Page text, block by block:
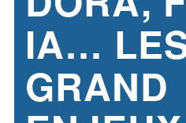
IA…
GRAND